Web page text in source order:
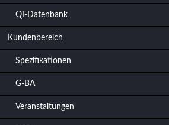
QI-Datenbank
Kundenbereich
Spezifikationen
G-BA
Veranstaltungen